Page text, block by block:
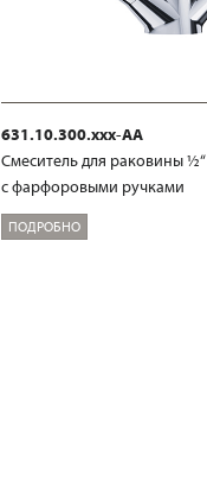
631.10.300.xxx-AA
Смеситель для раковины ½“
с фарфоровыми ручками
ПОДРОБНО